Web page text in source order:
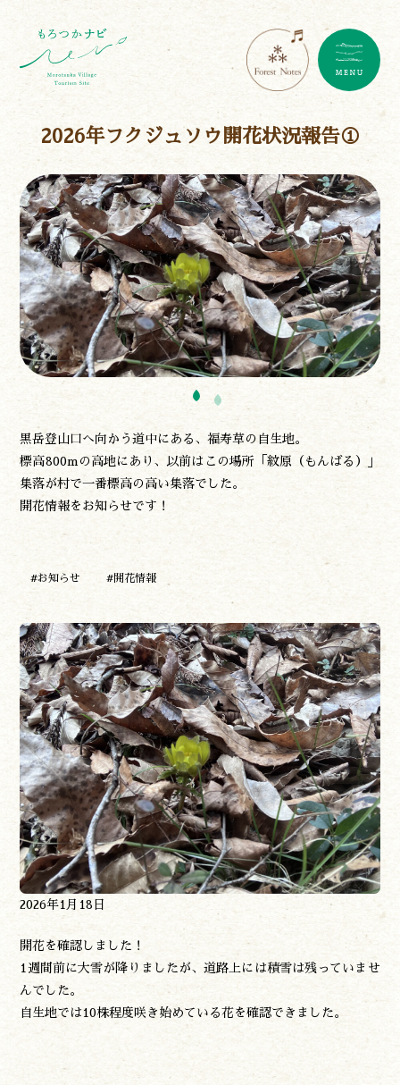
2026年フクジュソウ開花状況報告①
黒岳登山口へ向かう道中にある、福寿草の自生地。
標高800mの高地にあり、以前はこの場所「紋原（もんばる）」
集落が村で一番標高の高い集落でした。
開花情報をお知らせです！
#お知らせ #開花情報
2026年1月18日
開花を確認しました！
1週間前に大雪が降りましたが、道路上には積雪は残っていませ
んでした。
自生地では10株程度咲き始めている花を確認できました。
買う
観る
やま学校
開花情報
紅葉情報
神楽情報
森の風の記憶
アクセス
お問い合わせ
諸塚村観光協会について
プライバシーポリシー
諸塚村観光協会
宮崎県東臼杵郡諸塚村家代3068しいたけの館21内
0982-65-0178